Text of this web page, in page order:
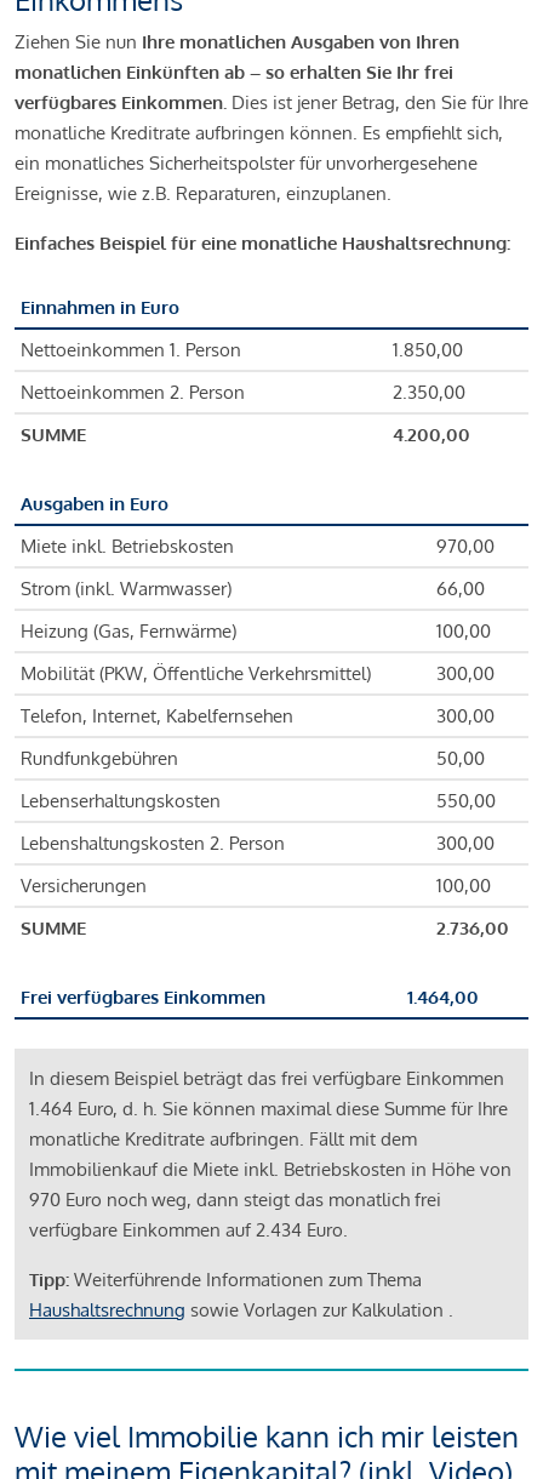
Ziehen Sie nun Ihre monatlichen Ausgaben von Ihren
monatlichen Einkünften ab – so erhalten Sie Ihr frei
verfügbares Einkommen. Dies ist jener Betrag, den Sie für Ihre
monatliche Kreditrate aufbringen können. Es empfiehlt sich,
ein monatliches Sicherheitspolster für unvorhergesehene
Ereignisse, wie z.B. Reparaturen, einzuplanen.
Einfaches Beispiel für eine monatliche Haushaltsrechnung:
Einnahmen in Euro
Nettoeinkommen 1. Person
1.850,00
Nettoeinkommen 2. Person
2.350,00
SUMME
4.200,00
Ausgaben in Euro
Miete inkl. Betriebskosten
970,00
Strom (inkl. Warmwasser)
66,00
Heizung (Gas, Fernwärme)
100,00
Mobilität (PKW, Öffentliche Verkehrsmittel)
300,00
Telefon, Internet, Kabelfernsehen
300,00
Rundfunkgebühren
50,00
Lebenserhaltungskosten
550,00
Lebenshaltungskosten 2. Person
300,00
Versicherungen
100,00
SUMME
2.736,00
Frei verfügbares Einkommen 1.464,00
In diesem Beispiel beträgt das frei verfügbare Einkommen
1.464 Euro, d. h. Sie können maximal diese Summe für Ihre
monatliche Kreditrate aufbringen. Fällt mit dem
Immobilienkauf die Miete inkl. Betriebskosten in Höhe von
970 Euro noch weg, dann steigt das monatlich frei
verfügbare Einkommen auf 2.434 Euro.
Tipp: Weiterführende Informationen zum Thema
Haushaltsrechnung sowie Vorlagen zur Kalkulation .
Wie viel Immobilie kann ich mir leisten